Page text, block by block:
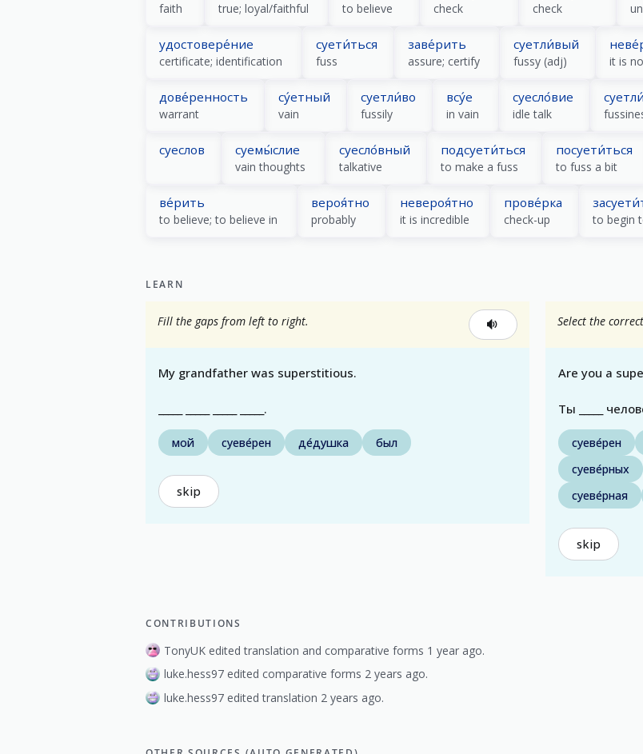
faith true; loyal/faithful to believe check check
удостовере́ние
certificate; identification
суети́ться
fuss
заве́рить
assure; certify
суетли́вый
fussy (adj) it is
дове́ренность
warrant
су́етный
vain
суетли́во
fussily
всу́е
in vain
суесло́вие
idle talk
суеслов суемы́слие
vain thoughts
суесло́вный
talkative
подсуети́ться
to make a fuss
посуети́ться
to fuss a bit
ве́рить
to believe; to believe in
вероя́тно
probably
невероя́тно
it is incredible
прове́рка
check-up to begin
LEARN
Fill the gaps from left to right.
My grandfather was superstitious.
_____ _____ _____ _____.
мой суеве́рен де́душка был
skip
Select the
Are you a
Ты _____
суеве́рен
суеве́рных
суеве́рная
skip
CONTRIBUTIONS
TonyUK edited translation and comparative forms 1 year ago.
luke.hess97 edited comparative forms 2 years ago.
luke.hess97 edited translation 2 years ago.